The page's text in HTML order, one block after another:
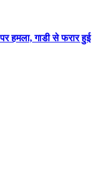
हमला, गाडी से फरार हुई